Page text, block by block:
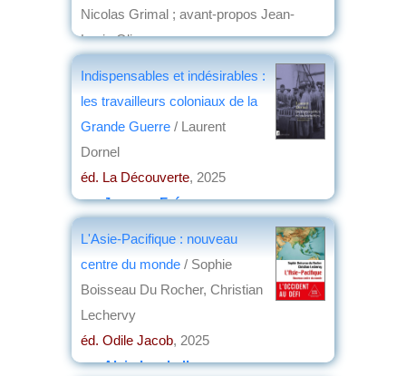
Nicolas Grimal ; avant-propos Jean-
Louis Oliver
éd. Académie des Inscriptions et Belles-
Indispensables et indésirables :
les travailleurs coloniaux de la
Grande Guerre / Laurent
Dornel
éd. La Découverte, 2025
parJacques Frémeaux
L'Asie-Pacifique : nouveau
centre du monde / Sophie
Boisseau Du Rocher, Christian
Lechervy
éd. Odile Jacob, 2025
parAlain Lamballe